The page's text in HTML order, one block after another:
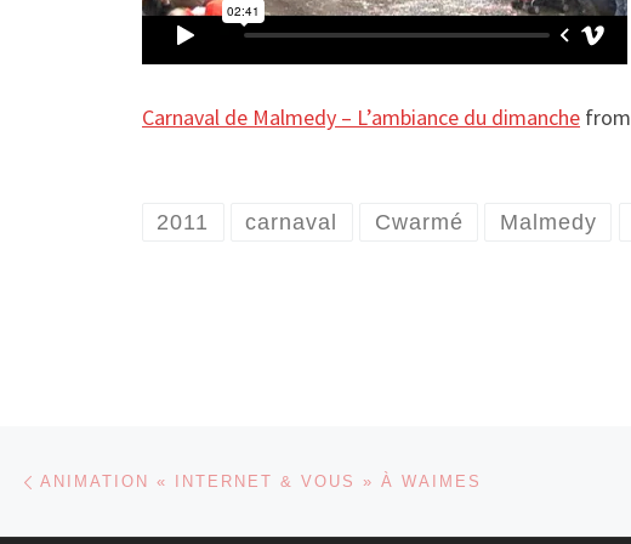
Carnaval de Malmedy – L’ambiance du dimanche from
2011 carnaval Cwarmé Malmedy
Parcourir les articles
ANIMATION « INTERNET & VOUS » À WAIMES